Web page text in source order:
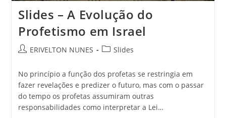
Slides – A Evolução do
Profetismo em Israel
ERIVELTON NUNES Slides
No princípio a função dos profetas se restringia em
fazer revelações e predizer o futuro, mas com o passar
do tempo os profetas assumiram outras
responsabilidades como interpretar a Lei…